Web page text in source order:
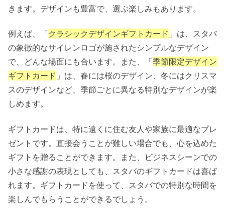
きます。デザインも豊富で、選ぶ楽しみもあります。
例えば、「クラシックデザインギフトカード 」は、スタバ
の象徴的なサイレンロゴが施されたシンプルなデザイン
で、どんな場面にも合います。また、「季節限定デザイン
ギフトカード 」は、春には桜のデザイン、冬にはクリスマ
スのデザインなど、季節ごとに異なる特別なデザインが楽
しめます。
ギフトカードは、特に遠くに住む友人や家族に最適なプレ
ゼントです。直接会うことが難しい場合でも、心を込めた
ギフトを贈ることができます。また、ビジネスシーンでの
小さな感謝の表現としても、スタバのギフトカードは喜ば
れます。ギフトカードを使って、スタバでの特別な時間を
楽しんでもらうことができるでしょう。